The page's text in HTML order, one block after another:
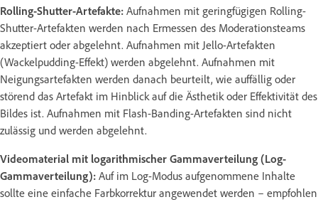
Rolling-Shutter-Artefakte: Aufnahmen mit geringfügigen Rolling-
Shutter-Artefakten werden nach Ermessen des Moderationsteams
akzeptiert oder abgelehnt. Aufnahmen mit Jello-Artefakten
(Wackelpudding-Effekt) werden abgelehnt. Aufnahmen mit
Neigungsartefakten werden danach beurteilt, wie auffällig oder
störend das Artefakt im Hinblick auf die Ästhetik oder Effektivität des
Bildes ist. Aufnahmen mit Flash-Banding-Artefakten sind nicht
zulässig und werden abgelehnt.
Videomaterial mit logarithmischer Gammaverteilung (Log-
Gammaverteilung): Auf im Log-Modus aufgenommene Inhalte
sollte eine einfache Farbkorrektur angewendet werden – empfohlen